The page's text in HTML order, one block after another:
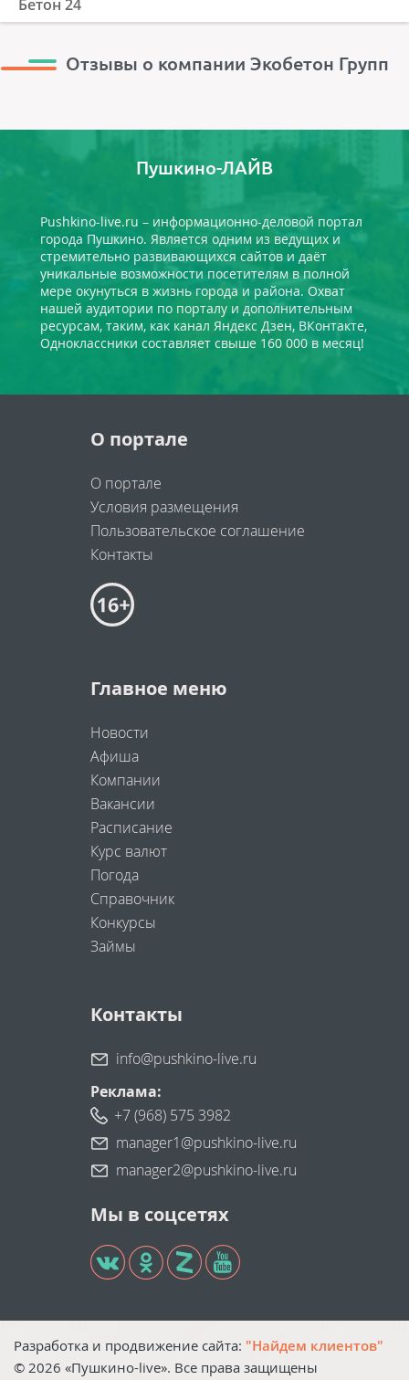
Бетон 24
Отзывы о компании Экобетон Групп
Пушкино-ЛАЙВ
Pushkino-live.ru – информационно-деловой портал
города Пушкино. Является одним из ведущих и
стремительно развивающихся сайтов и даёт
уникальные возможности посетителям в полной
мере окунуться в жизнь города и района. Охват
нашей аудитории по порталу и дополнительным
ресурсам, таким, как канал Яндекс Дзен, ВКонтакте,
Одноклассники составляет свыше 160 000 в месяц!
О портале
О портале
Условия размещения
Пользовательское соглашение
Контакты
Главное меню
Новости
Афиша
Компании
Вакансии
Расписание
Курс валют
Погода
Справочник
Конкурсы
Займы
Контакты
info@pushkino-live.ru
Реклама:
+7 (968) 575 3982
manager1@pushkino-live.ru
manager2@pushkino-live.ru
Мы в соцсетях
Разработка и продвижение сайта: "Найдем клиентов"
© 2026 «Пушкино-live». Все права защищены